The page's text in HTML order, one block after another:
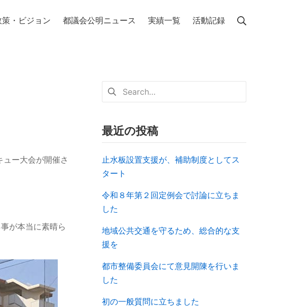
策・ビジョン 都議会公明ニュース 実績一覧 活動記録
ー大会が開催さ
が本当に素晴ら
最近の投稿
止水板設置支援が、補助制度としてス
タート
令和８年第２回定例会で討論に立ちま
した
地域公共交通を守るため、総合的な支
援を
都市整備委員会にて意見開陳を行いま
した
初の一般質問に立ちました